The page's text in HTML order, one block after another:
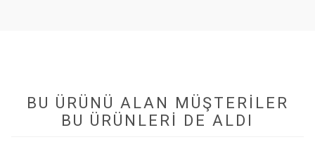
BU ÜRÜNÜ ALAN MÜŞTERILER
BU ÜRÜNLERI DE ALDI